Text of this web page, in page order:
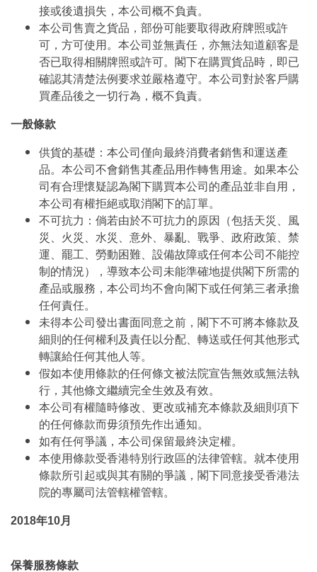
接或後遺損失，本公司概不負責。
本公司售賣之貨品，部份可能要取得政府牌照或許
可，方可使用。本公司並無責任，亦無法知道顧客是
否已取得相關牌照或許可。閣下在購買貨品時，即已
確認其清楚法例要求並嚴格遵守。本公司對於客戶購
買產品後之一切行為，概不負責。
一般條款
供貨的基礎：本公司僅向最終消費者銷售和運送產
品。本公司不會銷售其產品用作轉售用途。如果本公
司有合理懷疑認為閣下購買本公司的產品並非自用，
本公司有權拒絕或取消閣下的訂單。
不可抗力：倘若由於不可抗力的原因（包括天災、風
災、火災、水災、意外、暴亂、戰爭、政府政策、禁
運、罷工、勞動困難、設備故障或任何本公司不能控
制的情況），導致本公司未能準確地提供閣下所需的
產品或服務，本公司均不會向閣下或任何第三者承擔
任何責任。
未得本公司發出書面同意之前，閣下不可將本條款及
細則的任何權利及責任以分配、轉送或任何其他形式
轉讓給任何其他人等。
假如本使用條款的任何條文被法院宣告無效或無法執
行，其他條文繼續完全生效及有效。
本公司有權隨時修改、更改或補充本條款及細則項下
的任何條款而毋須預先作出通知。
如有任何爭議，本公司保留最終決定權。
本使用條款受香港特別行政區的法律管轄。就本使用
條款所引起或與其有關的爭議，閣下同意接受香港法
院的專屬司法管轄權管轄。
2018年10月
保養服務條款